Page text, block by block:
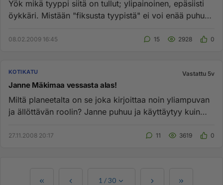
Yök mikä tyyppi siitä on tullut; ylipainoinen, epäsiisti
öykkäri. Mistään "fiksusta tyypistä" ei voi enää puhua.
08.02.2009 16:45 15 2928 0
KOTIKATU Vastattu 5v
Janne Mäkimaa vessasta alas!
Miltä planeetalta on se joka kirjoittaa noin yliampuvan
ja ällöttävän roolin? Janne puhuu ja käyttäytyy kuin
27.11.2008 20:17 11 3619 0
1 /30